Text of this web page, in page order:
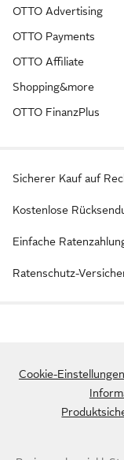
OTTO Advertising
OTTO Payments
OTTO Affiliate
Shopping&more
OTTO FinanzPlus
Sicherer Kauf auf
Kostenlose
Einfache
Ratenschutz-
Cookie-Einstellungen